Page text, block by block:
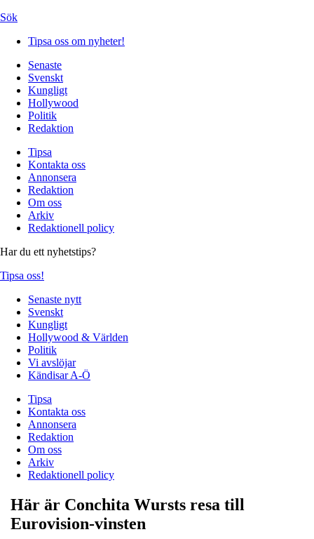
Sök
Tipsa oss om nyheter!
Senaste
Svenskt
Kungligt
Hollywood
Politik
Redaktion
Tipsa
Kontakta oss
Annonsera
Redaktion
Om oss
Arkiv
Redaktionell policy
Har du ett nyhetstips?
Tipsa oss!
Senaste nytt
Svenskt
Kungligt
Hollywood & Världen
Politik
Vi avslöjar
Kändisar A-Ö
Tipsa
Kontakta oss
Annonsera
Redaktion
Om oss
Arkiv
Redaktionell policy
Här är Conchita Wursts resa till
Eurovision-vinsten